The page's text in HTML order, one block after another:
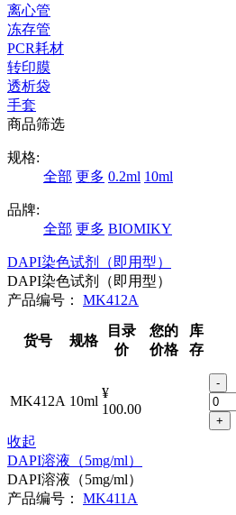
离心管
冻存管
PCR耗材
转印膜
透析袋
手套
商品筛选
规格:
全部 更多 0.2ml 10ml
品牌:
全部 更多 BIOMIKY
DAPI染色试剂（即用型）
DAPI染色试剂（即用型）
产品编号： MK412A
货号 规格
目录
价
您的
价格
库
存
MK412A 10ml
¥
100.00
-
+
收起
DAPI溶液（5mg/ml）
DAPI溶液（5mg/ml）
产品编号： MK411A